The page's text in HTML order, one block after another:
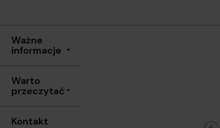
Ważne
informacje
Warto
przeczytać
Kontakt